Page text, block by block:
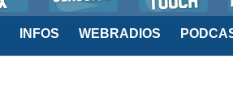
INFOS WEBRADIOS